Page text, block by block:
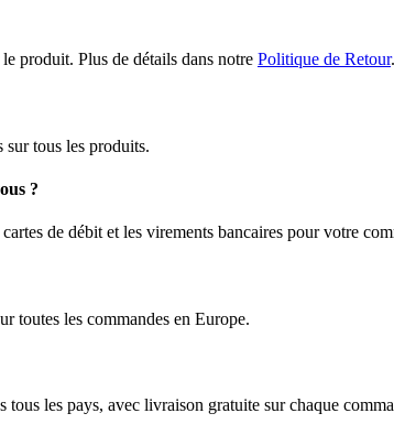
produit. Plus de détails dans notre Politique de Retour.
tous les produits.
?
de débit et les virements bancaires pour votre
toutes les commandes en Europe.
tous les pays, avec livraison gratuite sur chaque